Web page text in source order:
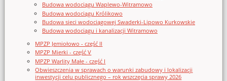
Budowa wodociągu Waplewo-Witramowo
Budowa wodociągu Królikowo
Budowa sieci wodociągowej Swaderki-Lipowo Kurkowskie
Budowa wodociągu i kanalizacji Witramowo
MPZP Jemiołowo - część II
MPZP Mierki - część V
MPZP Warlity Małe - część I
Obwieszczenia w sprawach o warunki zabudowy i lokalizacji
inwestycji celu publicznego – rok wszczęcia sprawy 2026